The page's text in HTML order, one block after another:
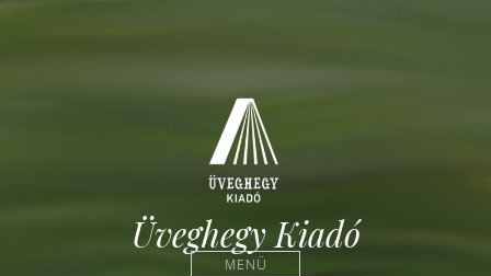
Üveghegy Kiadó
MENÜ